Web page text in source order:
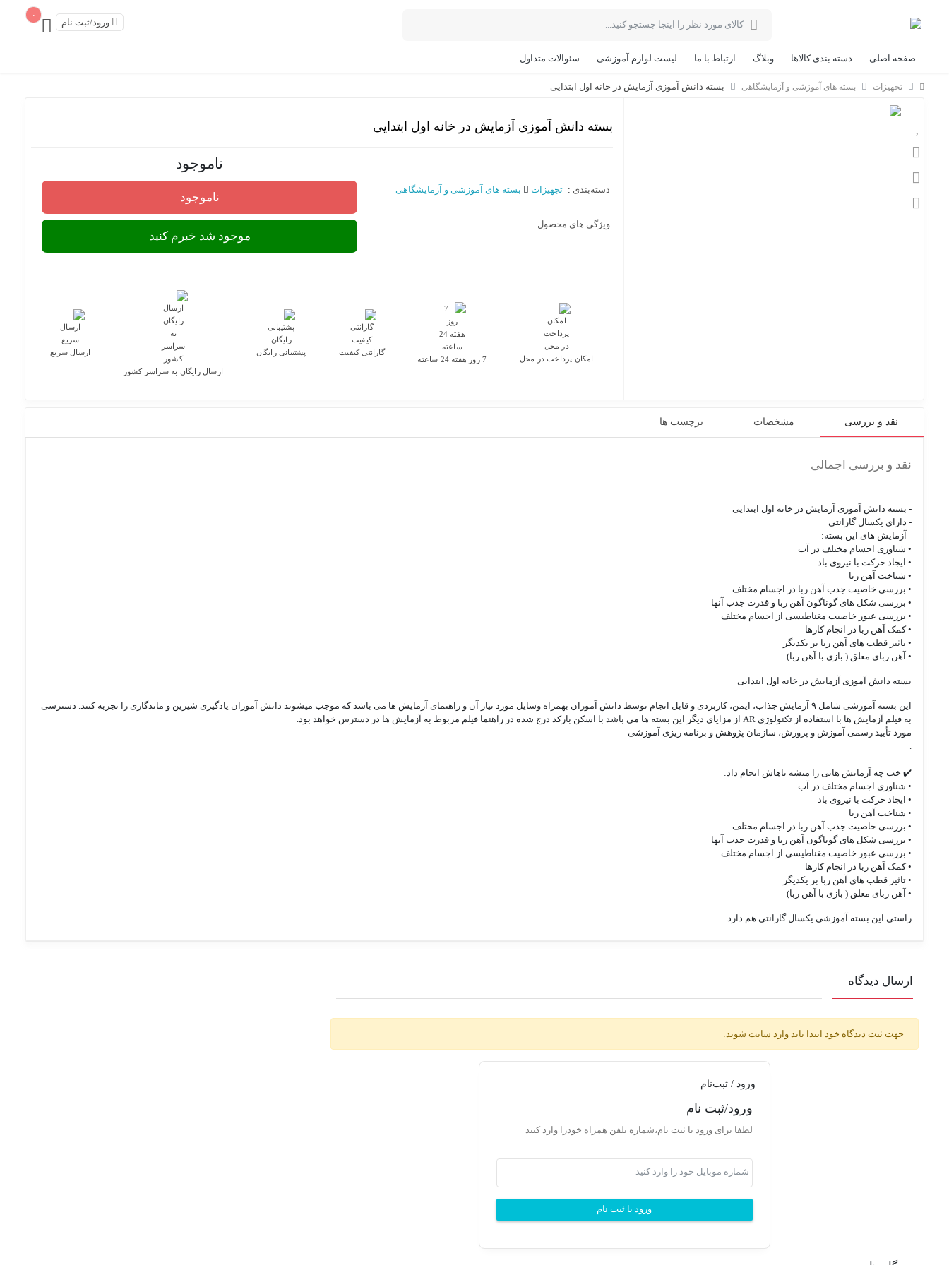
۰
ورود/ثبت نام
صفحه اصلی دسته بندی کالاها وبلاگ ارتباط با ما لیست لوازم آموزشی سئوالات متداول
تجهیزات بسته های آموزشی و آزمایشگاهی بسته دانش آموزی آزمایش در خانه اول ابتدایی
بسته دانش آموزی آزمایش در خانه اول ابتدایی
دسته‌بندی : تجهیزات بسته های آموزشی و آزمایشگاهی
ویژگی های محصول
ناموجود
ناموجود
موجود شد خبرم کنید
امکان پرداخت در محل 7 روز هفته 24 ساعته
گارانتی کیفیت پشتیبانی رایگان
ارسال رایگان به سراسر کشور
ارسال سریع
نقد و بررسی مشخصات برچسب ها
نقد و بررسی اجمالی
- بسته دانش آموزی آزمایش در خانه اول ابتدایی
- دارای یکسال گارانتی
- آزمایش های این بسته:
• شناوری اجسام مختلف در آب
• ایجاد حرکت با نیروی باد
• شناخت آهن ربا
• بررسی خاصیت جذب آهن ربا در اجسام مختلف
• بررسی شکل های گوناگون آهن ربا و قدرت جذب آنها
• بررسی عبور خاصیت مغناطیسی از اجسام مختلف
• کمک آهن ربا در انجام کارها
• تاثیر قطب های آهن ربا بر یکدیگر
• آهن ربای معلق ( بازی با آهن ربا)
بسته دانش آموزی آزمایش در خانه اول ابتدایی
این بسته آموزشی شامل ۹ آزمایش جذاب، ایمن، کاربردی و قابل انجام توسط دانش آموزان بهمراه وسایل مورد نیاز آن و راهنمای آزمایش ها می باشد که موجب میشوند دانش آموزان یادگیری شیرین و ماندگاری را تجربه کنند. دسترسی
به فیلم آزمایش ها با استفاده از تکنولوژی AR از مزایای دیگر این بسته ها می باشد با اسکن بارکد درج شده در راهنما فیلم مربوط به آزمایش ها در دسترس خواهد بود.
مورد تأیید رسمی آموزش و پرورش، سازمان پژوهش و برنامه ریزی آموزشی
.
✔️ خب چه آزمایش هایی را میشه باهاش انجام داد:
• شناوری اجسام مختلف در آب
• ایجاد حرکت با نیروی باد
• شناخت آهن ربا
• بررسی خاصیت جذب آهن ربا در اجسام مختلف
• بررسی شکل های گوناگون آهن ربا و قدرت جذب آنها
• بررسی عبور خاصیت مغناطیسی از اجسام مختلف
• کمک آهن ربا در انجام کارها
• تاثیر قطب های آهن ربا بر یکدیگر
• آهن ربای معلق ( بازی با آهن ربا)
راستی این بسته آموزشی یکسال گارانتی هم دارد
ارسال دیدگاه
جهت ثبت دیدگاه خود ابتدا باید وارد سایت شوید:
ورود / ثبت‌نام
ورود/ثبت نام
لطفا برای ورود یا ثبت نام،شماره تلفن همراه خودرا وارد کنید
ورود یا ثبت نام